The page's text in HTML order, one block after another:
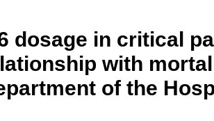
dosage in critical
with
of the